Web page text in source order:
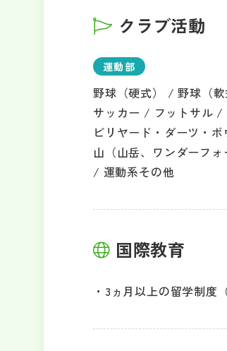
クラブ活動
運動部
野球（硬式） / 野球（
サッカー / フットサル
ビリヤード・ダーツ・
山（山岳、ワンダーフ
/ 運動系その他
国際教育
3ヵ月以上の留学制度（